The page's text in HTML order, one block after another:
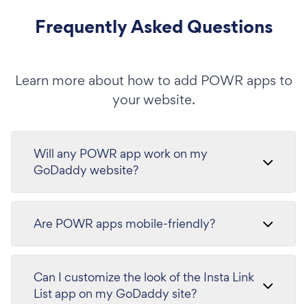
Frequently Asked Questions
Learn more about how to add POWR apps to
your website.
Will any POWR app work on my
GoDaddy website?
Are POWR apps mobile-friendly?
Can I customize the look of the Insta Link
List app on my GoDaddy site?